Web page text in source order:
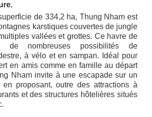
de 334,2 ha, Thung Nham est
karstiques couvertes de jungle
vallées et grottes. Ce havre de
de nombreuses possibilités de
à vélo et en sampan. Idéal pour
en amis comme en famille au départ
Nham invite à une escapade sur un
proposant, outre des attractions à
et des structures hôtelières situés